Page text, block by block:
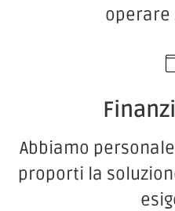
operare
Abbiamo
proporti la